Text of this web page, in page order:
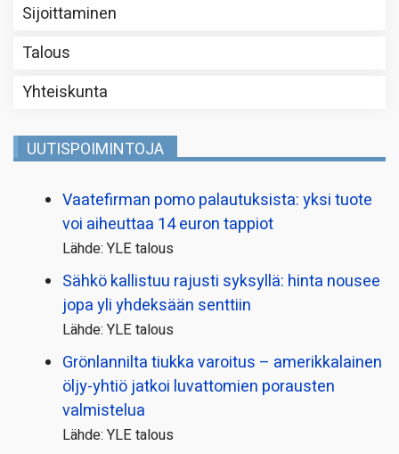
Sijoittaminen
Talous
Yhteiskunta
UUTISPOIMINTOJA
Vaatefirman pomo palautuksista: yksi tuote
voi aiheuttaa 14 euron tappiot
Lähde: YLE talous
Sähkö kallistuu rajusti syksyllä: hinta nousee
jopa yli yhdeksään senttiin
Lähde: YLE talous
Grönlannilta tiukka varoitus – amerikkalainen
öljy-yhtiö jatkoi luvattomien porausten
valmistelua
Lähde: YLE talous